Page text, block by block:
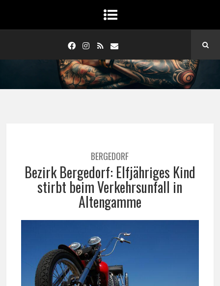
BERGEDORF
Bezirk Bergedorf: Elfjähriges Kind
stirbt beim Verkehrsunfall in
Altengamme